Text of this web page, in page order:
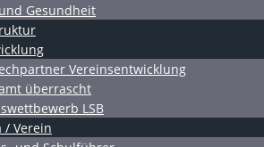
Gesundheit
Vereinsentwicklung
überrascht
LSB
/ Verein